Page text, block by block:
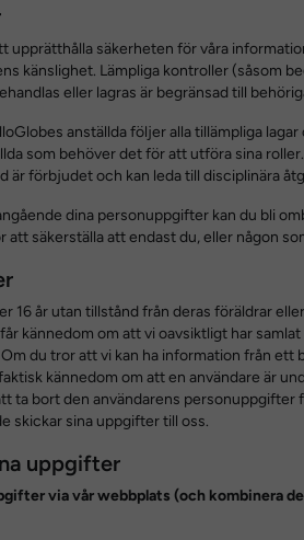
upprätthålla säkerheten för våra
känslighet. Lämpliga kontroller (såsom
eller lagras är begränsad till
anställda följer alla tillämpliga
som behöver det för att utföra sina
är förbjudet och kan leda till disciplinära
dina personuppgifter kan du bli
säkerställa att endast du, eller någon
16 år utan tillstånd från deras föräldrar
kännedom om att vi oavsiktligt har
du tror att vi kan ha information från ett
kännedom om att en användare är
ta bort den användarens personuppgifter
skickar sina uppgifter till oss.
uppgifter
via vår webbplats (och kombinera